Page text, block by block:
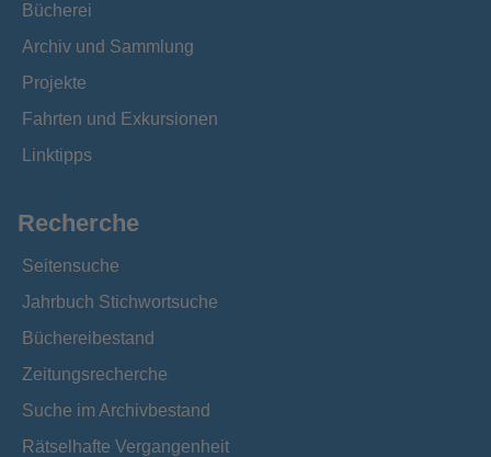
Bücherei
Archiv und Sammlung
Projekte
Fahrten und Exkursionen
Linktipps
Recherche
Seitensuche
Jahrbuch Stichwortsuche
Büchereibestand
Zeitungsrecherche
Suche im Archivbestand
Rätselhafte Vergangenheit